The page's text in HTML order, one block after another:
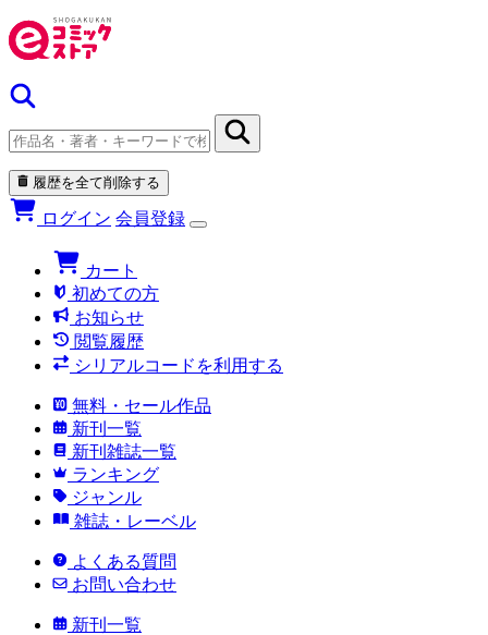
履歴を全て削除する
ログイン 会員登録
カート
初めての方
お知らせ
閲覧履歴
シリアルコードを利用する
無料・セール作品
新刊一覧
新刊雑誌一覧
ランキング
ジャンル
雑誌・レーベル
よくある質問
お問い合わせ
新刊一覧